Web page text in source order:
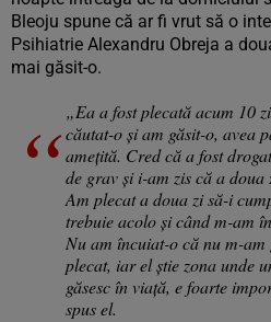
Bleoju spune că ar fi vrut să o
Psihiatrie Alexandru Obreja a
mai găsit-o.
„Ea a fost plecată acum 10
căutat-o și am găsit-o, avea
amețită. Cred că a fost
de grav și i-am zis că a
Am plecat a doua zi să-i
trebuie acolo și când m-am
Nu am încuiat-o că nu m-
plecat, iar el știe zona unde
găsesc în viață, e foarte
spus el.